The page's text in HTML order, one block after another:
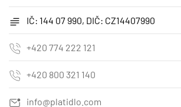
IČ: 144 07 990, DIČ: CZ14407990
+420 774 222 121
+420 800 321 140
info@platidlo.com